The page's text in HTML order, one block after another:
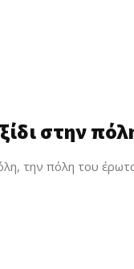
στην
την πόλη του